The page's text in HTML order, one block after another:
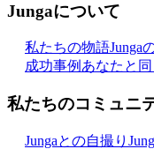
Jungaについて
私たちの物語Junga
成功事例 あなたと
私たちのコミュニ
Jungaとの自撮り